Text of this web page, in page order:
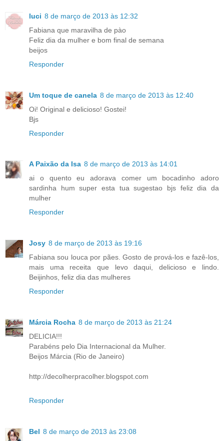
luci 8 de março de 2013 às 12:32
Fabiana que maravilha de pào
Feliz dia da mulher e bom final de semana
beijos
Responder
Um toque de canela 8 de março de 2013 às 12:40
Oi! Original e delicioso! Gostei!
Bjs
Responder
A Paixão da Isa 8 de março de 2013 às 14:01
ai o quento eu adorava comer um bocadinho adoro
sardinha hum super esta tua sugestao bjs feliz dia da
mulher
Responder
Josy 8 de março de 2013 às 19:16
Fabiana sou louca por pães. Gosto de prová-los e fazê-los,
mais uma receita que levo daqui, delicioso e lindo.
Beijinhos, feliz dia das mulheres
Responder
Márcia Rocha 8 de março de 2013 às 21:24
DELICIA!!!
Parabéns pelo Dia Internacional da Mulher.
Beijos Márcia (Rio de Janeiro)
http://decolherpracolher.blogspot.com
Responder
Bel 8 de março de 2013 às 23:08